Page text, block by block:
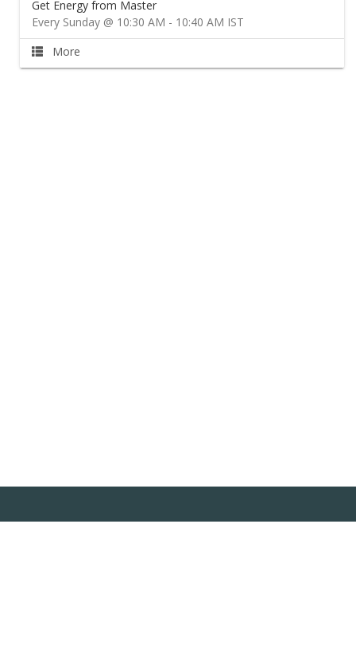
Get Energy from Master
Every Sunday @ 10:30 AM - 10:40 AM IST
More
SEMINARS